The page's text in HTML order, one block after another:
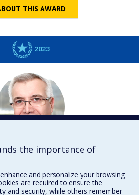
THIS AWARD
2023
Éric A. COHEN
infectiologie et immunologie
DISTINCTIONS
the importance of
and personalize your browsing
are required to ensure the
and security, while others remember